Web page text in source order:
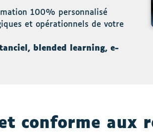
100% personnalisé
et opérationnels de votre
blended learning, e-
conforme aux